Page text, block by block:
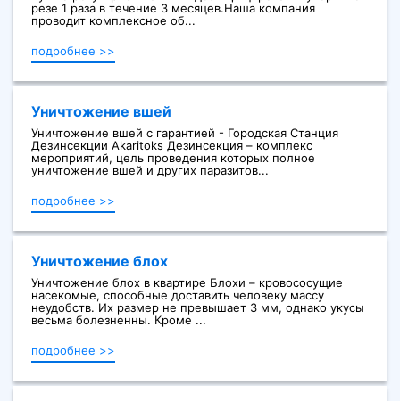
резе 1 раза в течение 3 месяцев.Наша компания
проводит комплексное об...
подробнее >>
Уничтожение вшей
Уничтожение вшей с гарантией - Городская Станция
Дезинсекции Akaritoks Дезинсекция – комплекс
мероприятий, цель проведения которых полное
уничтожение вшей и других паразитов...
подробнее >>
Уничтожение блох
Уничтожение блох в квартире Блохи – кровососущие
насекомые, способные доставить человеку массу
неудобств. Их размер не превышает 3 мм, однако укусы
весьма болезненны. Кроме ...
подробнее >>